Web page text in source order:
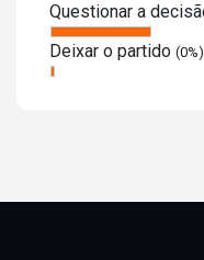
Questionar a
Deixar o partido (0%)